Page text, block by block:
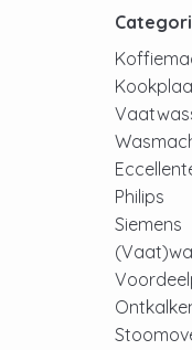
Philips
Siemens